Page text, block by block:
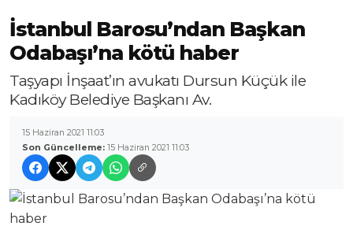
İstanbul Barosu’ndan Başkan
Odabaşı’na kötü haber
Taşyapı İnşaat’ın avukatı Dursun Küçük ile
Kadıköy Belediye Başkanı Av.
15 Haziran 2021 11:03
Son Güncelleme: 15 Haziran 2021 11:03